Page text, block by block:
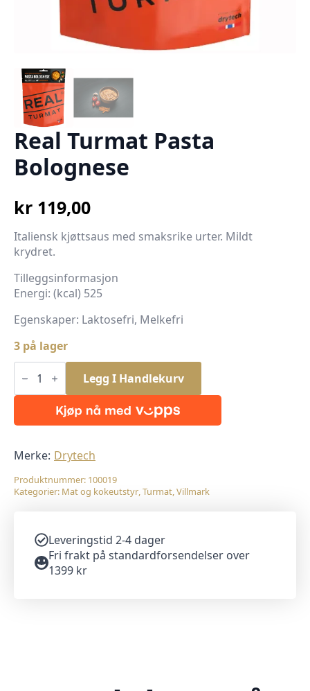
Real Turmat Pasta
Bolognese
kr 119,00
Italiensk kjøttsaus med smaksrike urter. Mildt
krydret.
Tilleggsinformasjon
Energi: (kcal) 525
Egenskaper: Laktosefri, Melkefri
3 på lager
Real
Turmat
Bolognese
Legg I Handlekurv
Merke: Drytech
Produktnummer: 100019
Kategorier: Mat og kokeutstyr,Turmat,Villmark
Leveringstid 2-4 dager
Fri frakt på standardforsendelser over
1399 kr